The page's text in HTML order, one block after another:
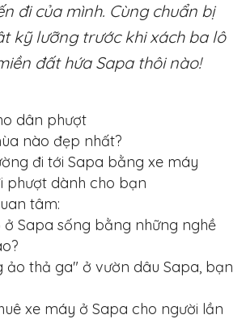
đi của mình. Cùng chuẩn bị
kỹ lưỡng trước khi xách ba lô
đất hứa Sapa thôi nào!
dân phượt
nào đẹp nhất?
đi tới Sapa bằng xe máy
phượt dành cho bạn
tâm:
Sapa sống bằng những nghề
ảo thả ga" ở vườn dâu Sapa, bạn
xe máy ở Sapa cho người lần